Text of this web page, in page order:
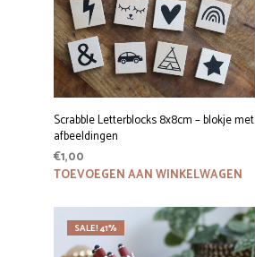
Scrabble Letterblocks 8x8cm – blokje met
afbeeldingen
€1,00
TOEVOEGEN AAN WINKELWAGEN
SALE! 41%